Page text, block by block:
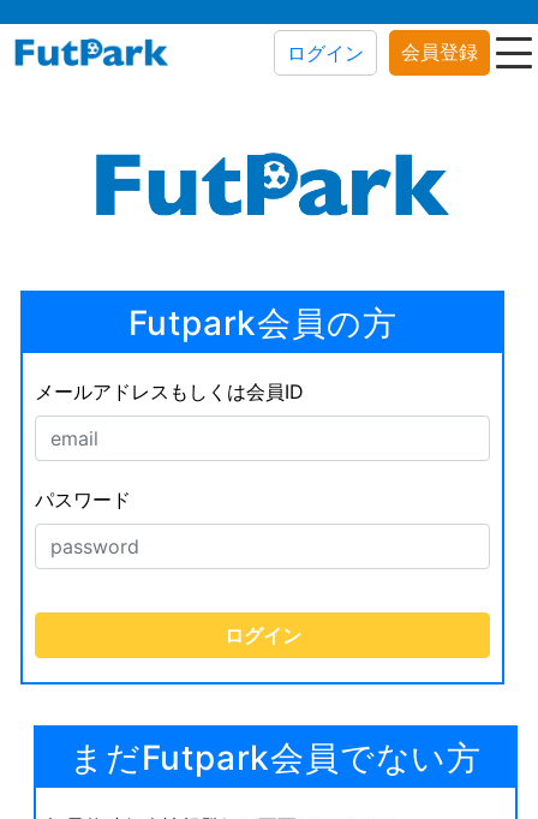
ログイン 会員登録
Futpark会員の方
メールアドレスもしくは会員ID
パスワード
まだFutpark会員でない方